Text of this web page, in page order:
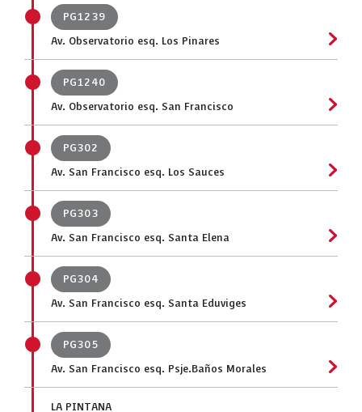
PG1239
Av. Observatorio esq. Los Pinares
PG1240
Av. Observatorio esq. San Francisco
PG302
Av. San Francisco esq. Los Sauces
PG303
Av. San Francisco esq. Santa Elena
PG304
Av. San Francisco esq. Santa Eduviges
PG305
Av. San Francisco esq. Psje.Baños Morales
LA PINTANA